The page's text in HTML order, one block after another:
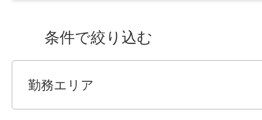
条件で絞り込む
勤務エリア